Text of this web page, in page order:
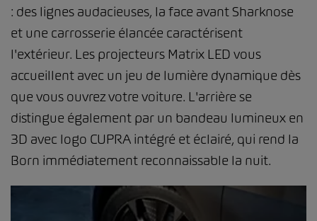
: des lignes audacieuses, la face avant Sharknose
et une carrosserie élancée caractérisent
l'extérieur. Les projecteurs Matrix LED vous
accueillent avec un jeu de lumière dynamique dès
que vous ouvrez votre voiture. L'arrière se
distingue également par un bandeau lumineux en
3D avec logo CUPRA intégré et éclairé, qui rend la
Born immédiatement reconnaissable la nuit.